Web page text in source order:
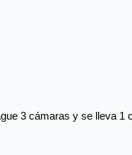
3 cámaras y se lleva 1